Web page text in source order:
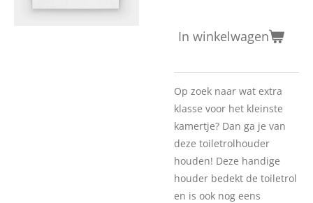
In winkelwagen
Op zoek naar wat extra
klasse voor het kleinste
kamertje? Dan ga je van
deze toiletrolhouder
houden! Deze handige
houder bedekt de toiletrol
en is ook nog eens